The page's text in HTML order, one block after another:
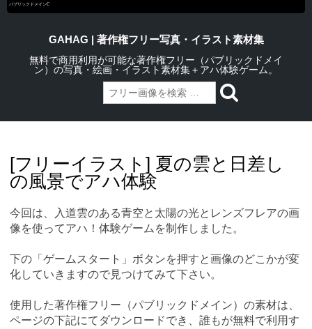
パブリックドメインC
GAHAG | 著作権フリー写真・イラスト素材集
無料で商用利用が可能な著作権フリー（パブリックドメイ
ン）の写真・絵画・イラスト素材集＋アハ体験ゲーム。
content[フリーイラスト] 夏の雲と日差し
の風景でアハ体験
今回は、入道雲のある青空と太陽の光とレンズフレアの画
像を使ってアハ！体験ゲームを制作しました。
下の「ゲームスタート」ボタンを押すと画像のどこかが変
化していきますので見つけてみて下さい。
使用した著作権フリー（パブリックドメイン）の素材は、
ページの下記にてダウンロードでき、誰もが無料で利用す